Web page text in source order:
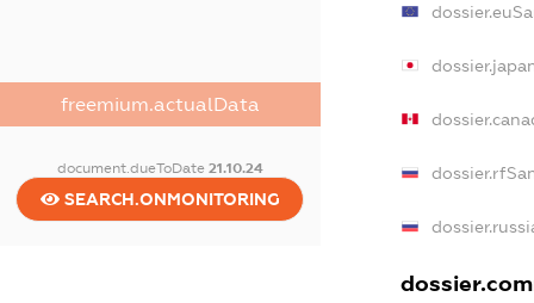
freemium.actualData
document.dueToDate 21.10.24
SEARCH.ONMONITORING